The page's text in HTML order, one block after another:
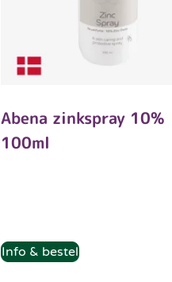
Abena zinkspray 10%
100ml
Info & bestel